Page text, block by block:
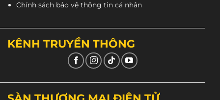
Chính sách bảo vệ thông tin cá nhân
KÊNH TRUYỀN THÔNG